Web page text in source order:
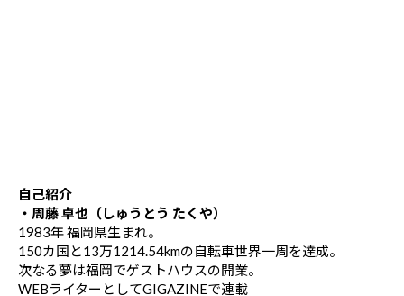
自己紹介
・周藤 卓也（しゅうとう たくや）
1983年 福岡県生まれ。
150カ国と13万1214.54kmの自転車世界一周を達成。
次なる夢は福岡でゲストハウスの開業。
WEBライターとしてGIGAZINEで連載